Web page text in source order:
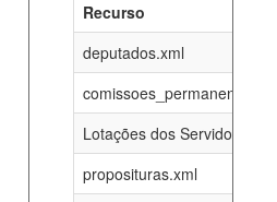
Recurso
deputados.xml
Lotações dos Servidores
proposituras.xml
06-08-